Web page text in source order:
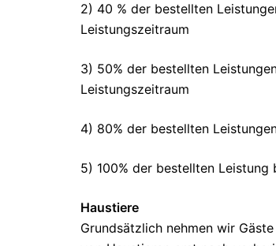
2) 40 % der bestellten
Leistungszeitraum
3) 50% der bestellten
Leistungszeitraum
4) 80% der bestellten
5) 100% der bestellten
Haustiere
Grundsätzlich nehmen wir